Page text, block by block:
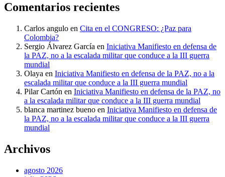
Comentarios recientes
Carlos angulo en Cita en el CONGRESO: ¿Paz para
Colombia?
Sergio Álvarez García en Iniciativa Manifiesto en defensa de
la PAZ, no a la escalada militar que conduce a la III guerra
mundial
Olaya en Iniciativa Manifiesto en defensa de la PAZ, no a la
escalada militar que conduce a la III guerra mundial
Pilar Cartón en Iniciativa Manifiesto en defensa de la PAZ, no
a la escalada militar que conduce a la III guerra mundial
blanca martinez bueno en Iniciativa Manifiesto en defensa de
la PAZ, no a la escalada militar que conduce a la III guerra
mundial
Archivos
agosto 2026